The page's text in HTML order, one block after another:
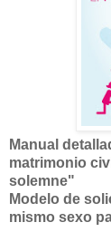
Manual
matrimonio
solemne"
Modelo de
mismo sexo